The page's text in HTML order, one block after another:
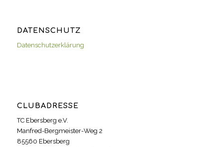
DATENSCHUTZ
Datenschutzerklärung
CLUBADRESSE
TC Ebersberg e.V.
Manfred-Bergmeister-Weg 2
85560 Ebersberg